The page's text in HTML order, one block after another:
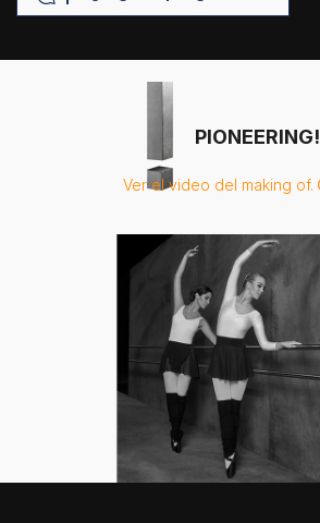
PIONEERING!
Ver el video del making of.